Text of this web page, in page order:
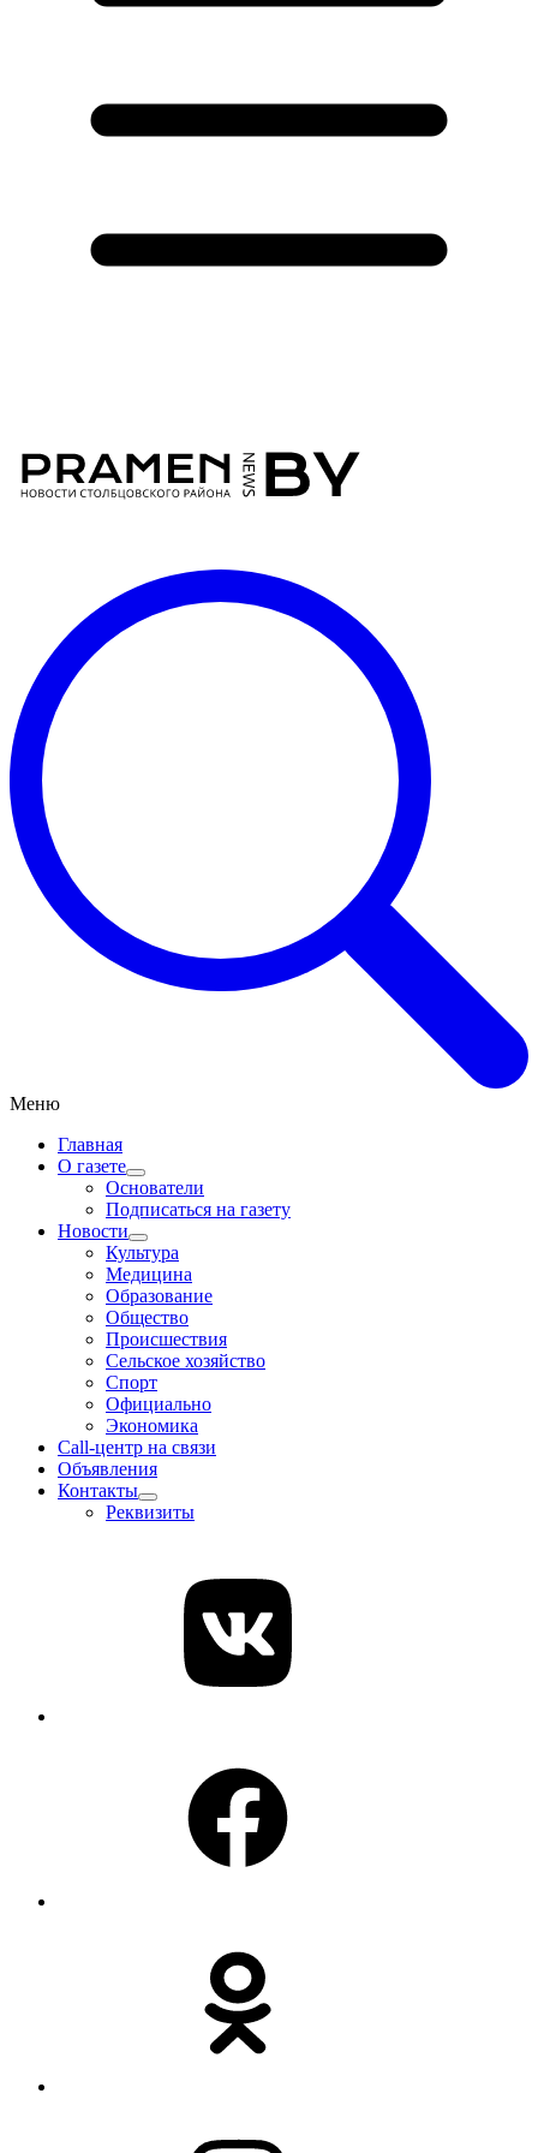
Меню
Главная
О газете
Основатели
Подписаться на газету
Новости
Культура
Медицина
Образование
Общество
Происшествия
Сельское хозяйство
Спорт
Официально
Экономика
Call-центр на связи
Объявления
Контакты
Реквизиты